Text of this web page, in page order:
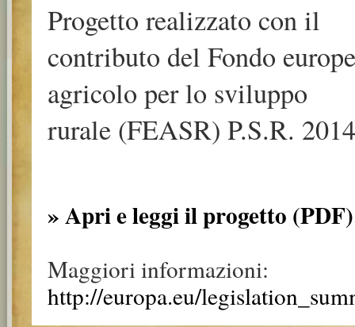
Progetto realizzato con il
contributo del Fondo
agricolo per lo sviluppo
rurale (FEASR) P.S.R.
» Apri e leggi il progetto (PDF)
Maggiori informazioni:
http://europa.eu/